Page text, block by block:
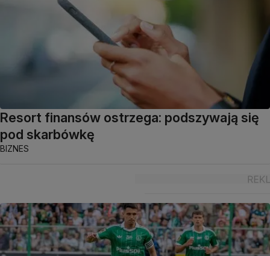
Resort finansów ostrzega: podszywają się
pod skarbówkę
BIZNES